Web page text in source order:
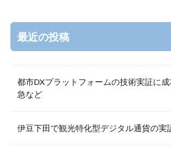
最近の投稿
都市DXプラットフォームの技術実証に
急など
伊豆下田で観光特化型デジタル通貨の